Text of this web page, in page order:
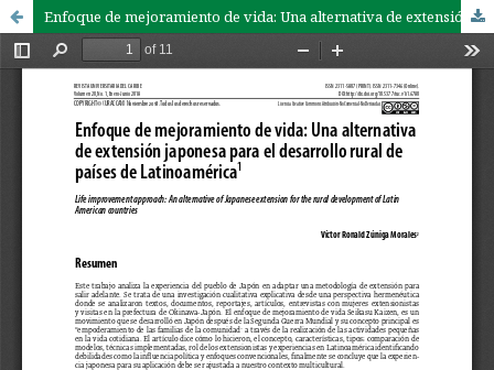
Enfoque de mejoramiento de vida: Una alternativa de extensión japonesa para el desarrollo rural de países de Latinoamérica